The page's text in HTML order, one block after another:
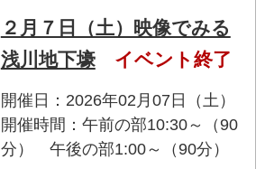
２月７日（土）映像でみる
浅川地下壕
イベント終了
開催日：2026年02月07日（土）
開催時間：午前の部10:30～（90
分） 午後の部1:00～（90分）